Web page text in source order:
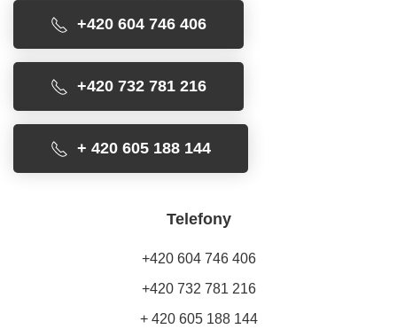
+420 604 746 406
+420 732 781 216
+ 420 605 188 144
Telefony
+420 604 746 406
+420 732 781 216
+ 420 605 188 144